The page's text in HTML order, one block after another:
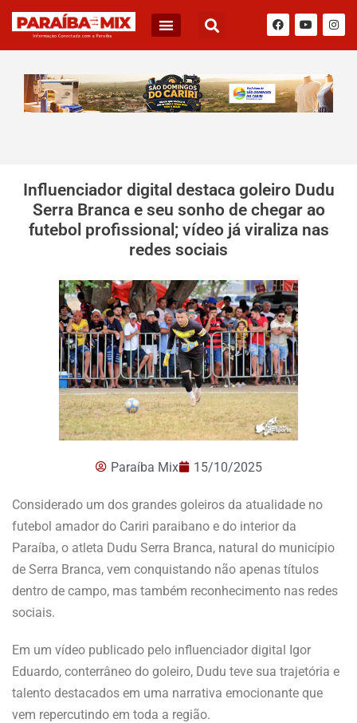
Influenciador digital destaca goleiro Dudu
Serra Branca e seu sonho de chegar ao
futebol profissional; vídeo já viraliza nas
redes sociais
Paraíba Mix 15/10/2025
Considerado um dos grandes goleiros da atualidade no
futebol amador do Cariri paraibano e do interior da
Paraíba, o atleta Dudu Serra Branca, natural do município
de Serra Branca, vem conquistando não apenas títulos
dentro de campo, mas também reconhecimento nas redes
sociais.
Em um vídeo publicado pelo influenciador digital Igor
Eduardo, conterrâneo do goleiro, Dudu teve sua trajetória e
talento destacados em uma narrativa emocionante que
vem repercutindo em toda a região.